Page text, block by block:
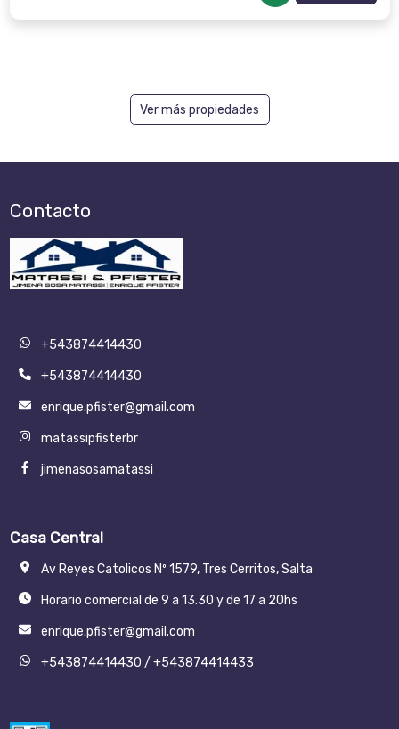
Ver más propiedades
Contacto
+543874414430
+543874414430
enrique.pfister@gmail.com
matassipfisterbr
jimenasosamatassi
Casa Central
Av Reyes Catolicos Nº 1579, Tres Cerritos, Salta
Horario comercial de 9 a 13.30 y de 17 a 20hs
enrique.pfister@gmail.com
+543874414430 / +543874414433